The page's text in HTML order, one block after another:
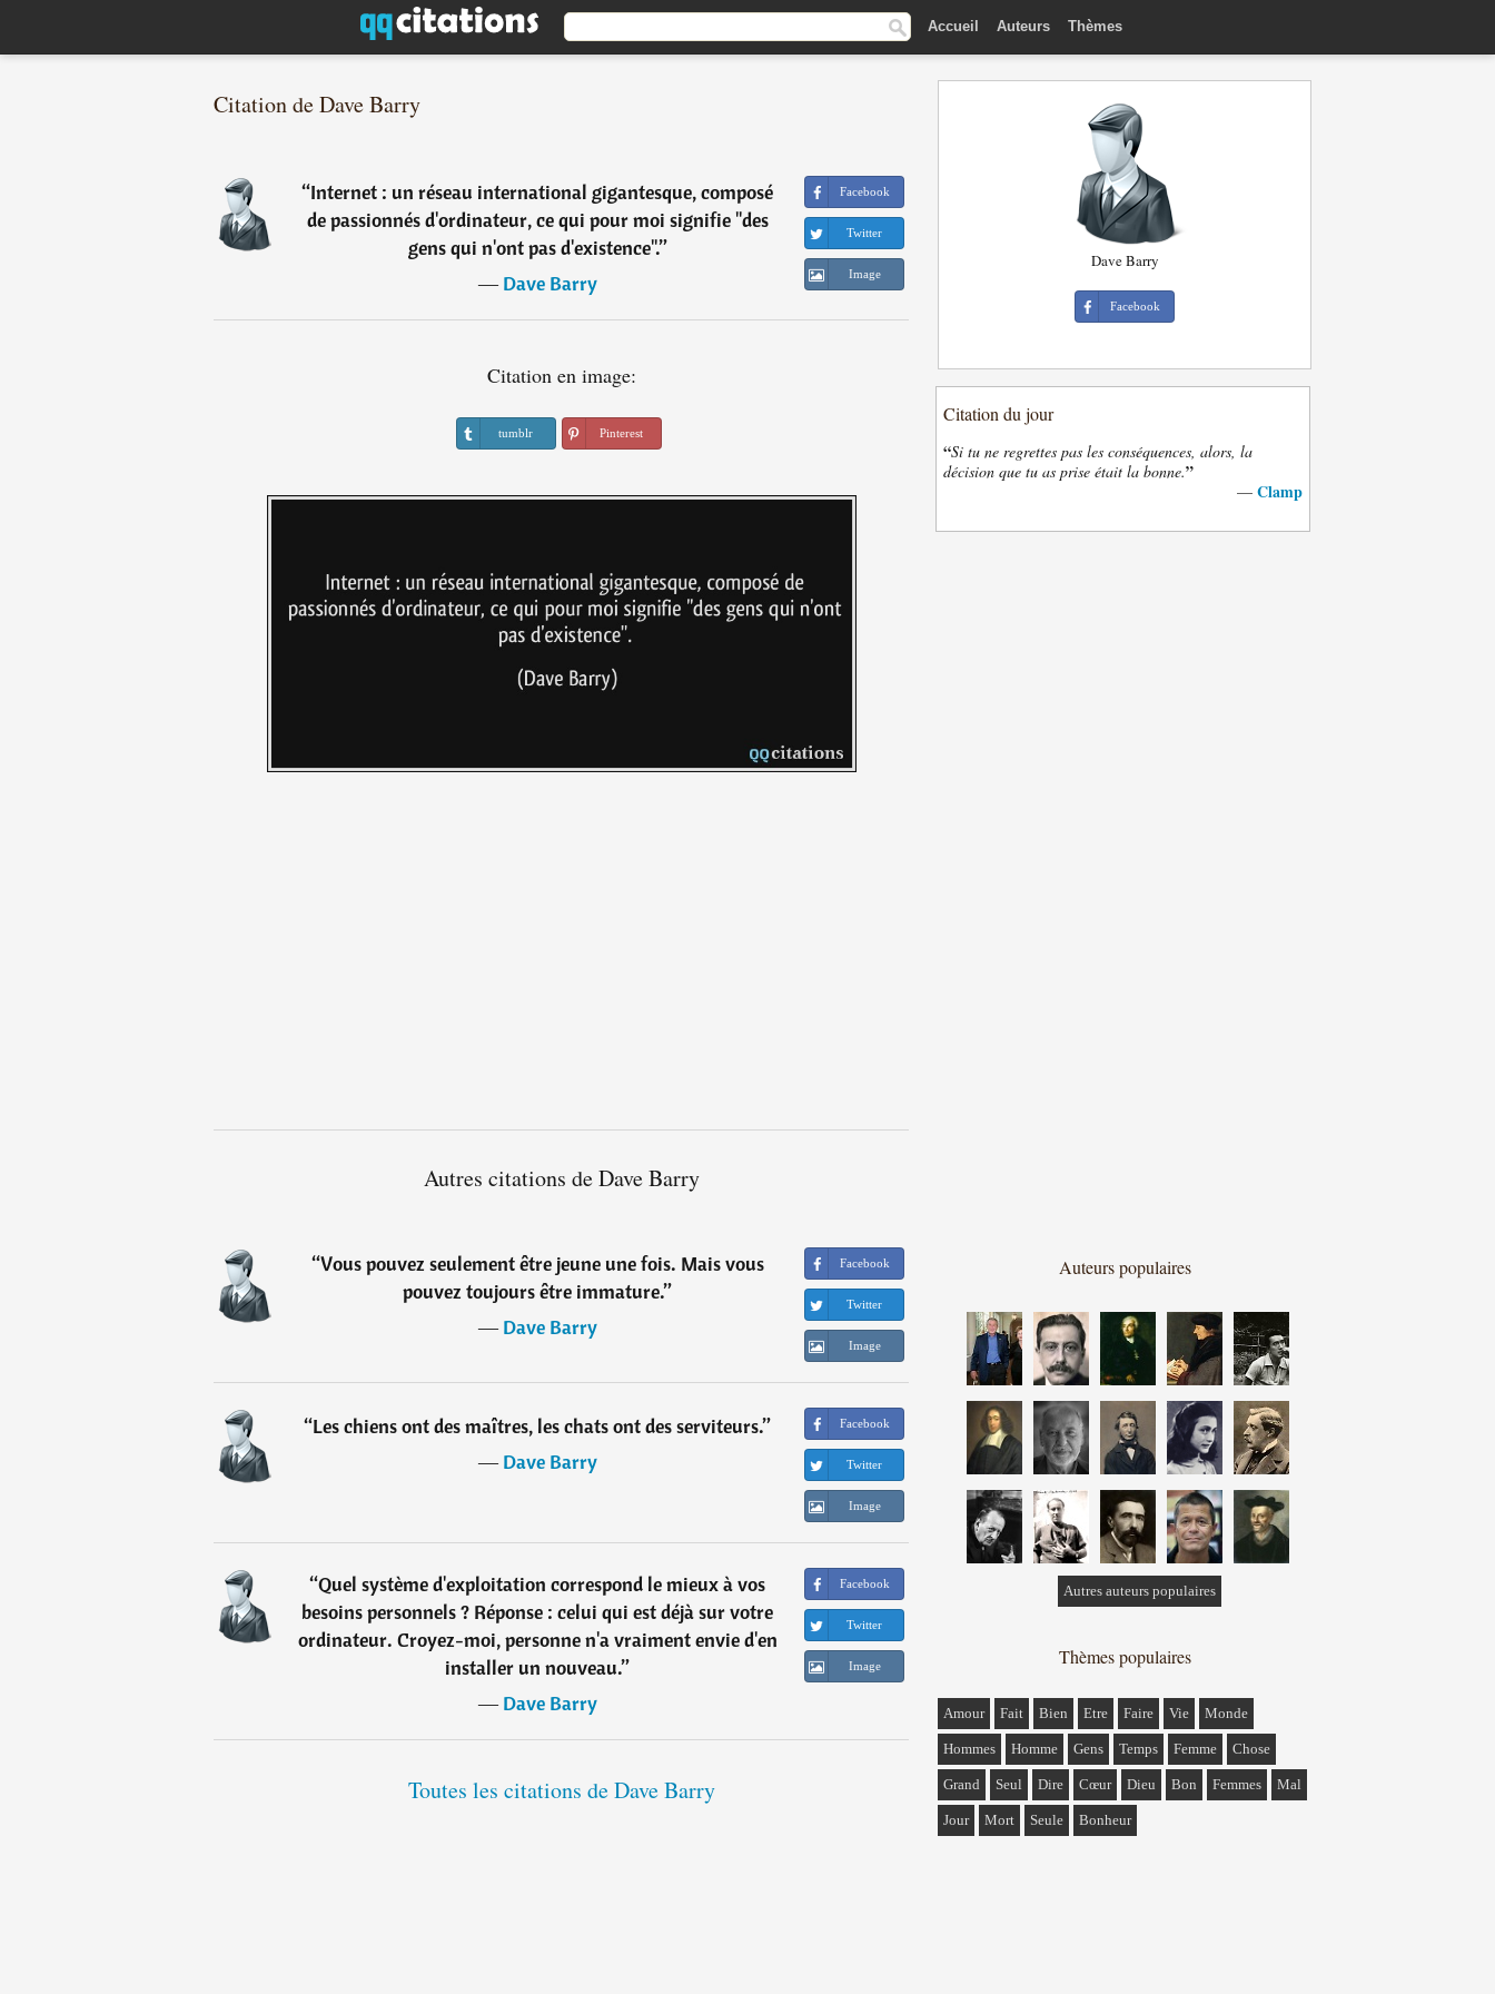
Accueil Auteurs Thèmes
Citation de Dave Barry
“Internet : un réseau international gigantesque, composé
de passionnés d'ordinateur, ce qui pour moi signifie "des
gens qui n'ont pas d'existence".”
―Dave Barry
Facebook
Twitter
Image
Citation en image:
tumblr Pinterest
Autres citations de Dave Barry
“Vous pouvez seulement être jeune une fois. Mais vous
pouvez toujours être immature.”
―Dave Barry
Facebook
Twitter
Image
“Les chiens ont des maîtres, les chats ont des serviteurs.”
―Dave Barry
Facebook
Twitter
Image
“Quel système d'exploitation correspond le mieux à vos
besoins personnels ? Réponse : celui qui est déjà sur votre
ordinateur. Croyez-moi, personne n'a vraiment envie d'en
installer un nouveau.”
―Dave Barry
Facebook
Twitter
Image
Toutes les citations de Dave Barry
Dave Barry
Facebook
Citation du jour
“Si tu ne regrettes pas les conséquences, alors, la
décision que tu as prise était la bonne.”
— Clamp
Auteurs populaires
Autres auteurs populaires
Thèmes populaires
Amour Fait Bien Etre Faire Vie Monde
Hommes Homme Gens Temps Femme Chose
Grand Seul Dire Cœur Dieu Bon Femmes Mal
Jour Mort Seule Bonheur